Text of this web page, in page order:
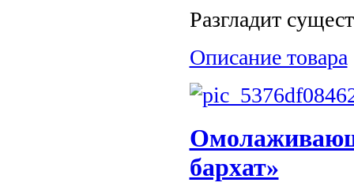
Разгладит
Описание товара
бархат»